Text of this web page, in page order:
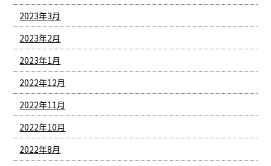
2023年3月
2023年2月
2023年1月
2022年12月
2022年11月
2022年10月
2022年8月